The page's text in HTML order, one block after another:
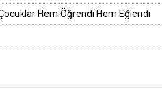
Hem Öğrendi Hem Eğlendi